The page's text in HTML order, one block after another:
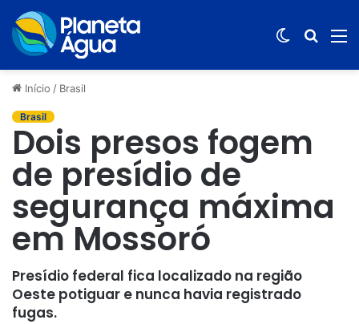
Switch
Início / Brasil
Brasil
Dois presos fogem
de presídio de
segurança máxima
em Mossoró
Presídio federal fica localizado na região
Oeste potiguar e nunca havia registrado
fugas.